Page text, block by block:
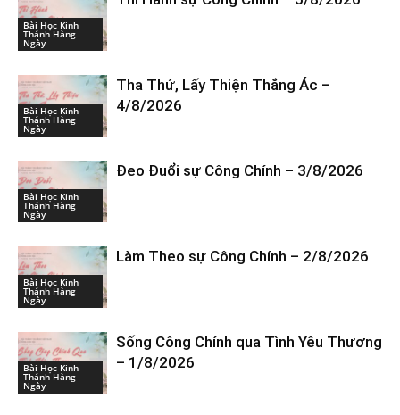
Bài Học Kinh
Thánh Hàng
Ngày
Bài Học Kinh
Thánh Hàng
Ngày
Tha Thứ, Lấy Thiện Thắng Ác –
4/8/2026
Bài Học Kinh
Thánh Hàng
Ngày
Đeo Đuổi sự Công Chính – 3/8/2026
Bài Học Kinh
Thánh Hàng
Ngày
Làm Theo sự Công Chính – 2/8/2026
Bài Học Kinh
Thánh Hàng
Ngày
Sống Công Chính qua Tình Yêu Thương
– 1/8/2026